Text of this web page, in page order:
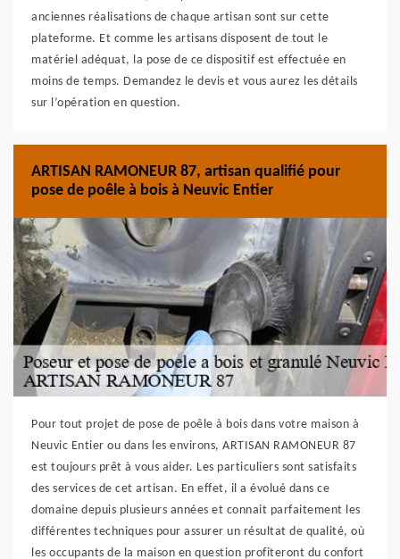
anciennes réalisations de chaque artisan sont sur cette
plateforme. Et comme les artisans disposent de tout le
matériel adéquat, la pose de ce dispositif est effectuée en
moins de temps. Demandez le devis et vous aurez les détails
sur l’opération en question.
ARTISAN RAMONEUR 87, artisan qualifié pour
pose de poêle à bois à Neuvic Entier
Pour tout projet de pose de poêle à bois dans votre maison à
Neuvic Entier ou dans les environs, ARTISAN RAMONEUR 87
est toujours prêt à vous aider. Les particuliers sont satisfaits
des services de cet artisan. En effet, il a évolué dans ce
domaine depuis plusieurs années et connait parfaitement les
différentes techniques pour assurer un résultat de qualité, où
les occupants de la maison en question profiteront du confort